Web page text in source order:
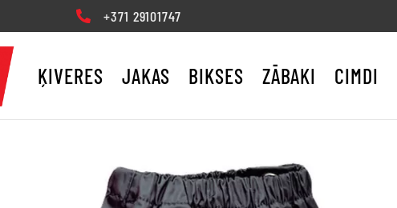
+371 29101747
ĶIVERES JAKAS BIKSES ZĀBAKI CIMDI